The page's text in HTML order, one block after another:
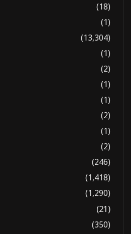
(18)
(1)
(13,304)
(1)
(2)
(1)
(1)
(2)
(1)
(2)
(246)
(1,418)
(1,290)
(21)
(350)